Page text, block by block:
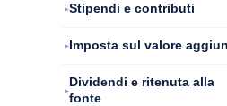
Stipendi e contributi
Imposta sul valore
Dividendi e ritenuta alla
fonte